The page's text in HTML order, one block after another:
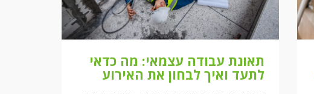
תאונת עבודה עצמאי: מה כדאי
לתעד ואיך לבחון את האירוע